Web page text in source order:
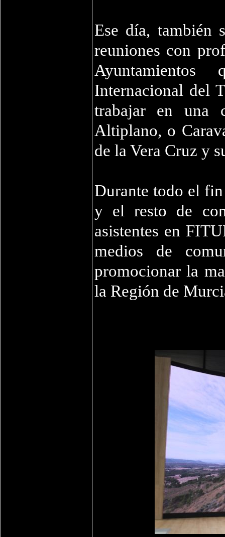
Ese día, también
reuniones con
Internacional del
trabajar en una
Altiplano, o
de la Vera Cruz y
Durante todo el fin
y el resto de
asistentes en
medios de
promocionar la
la Región de